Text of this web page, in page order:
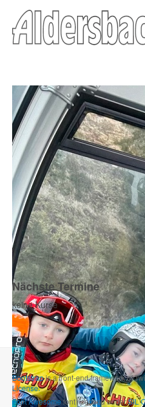
Nächste Termine
keine Kurse
Bootstrapis a front-end framework of
License.
Font Awesomefont licensed underSIL